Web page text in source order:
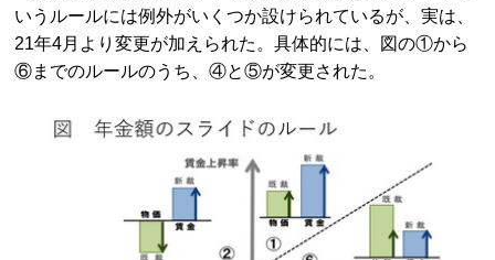
いうルールには例外がいくつか設けられているが、実は、
21年4月より変更が加えられた。具体的には、図の①から
⑥までのルールのうち、④と⑤が変更された。